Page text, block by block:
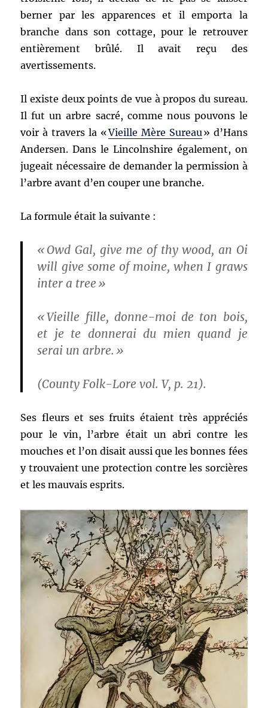
berner par les apparences et il emporta la
branche dans son cottage, pour le retrouver
entièrement brûlé. Il avait reçu des
avertissements.
Il existe deux points de vue à propos du sureau.
Il fut un arbre sacré, comme nous pouvons le
voir à travers la «Vieille Mère Sureau » d’Hans
Andersen. Dans le Lincolnshire également, on
jugeait nécessaire de demander la permission à
l’arbre avant d’en couper une branche.
La formule était la suivante :
« Owd Gal, give me of thy wood, an Oi
will give some of moine, when I graws
inter a tree »
« Vieille fille, donne-moi de ton bois,
et je te donnerai du mien quand je
serai un arbre. »
(County Folk-Lore vol. V, p. 21).
Ses fleurs et ses fruits étaient très appréciés
pour le vin, l’arbre était un abri contre les
mouches et l’on disait aussi que les bonnes fées
y trouvaient une protection contre les sorcières
et les mauvais esprits.